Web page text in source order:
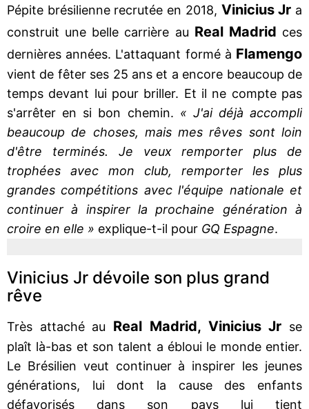
Pépite brésilienne recrutée en 2018, Vinicius Jr a
construit une belle carrière au Real Madrid ces
dernières années. L'attaquant formé à Flamengo
vient de fêter ses 25 ans et a encore beaucoup de
temps devant lui pour briller. Et il ne compte pas
s'arrêter en si bon chemin. « J'ai déjà accompli
beaucoup de choses, mais mes rêves sont loin
d'être terminés. Je veux remporter plus de
trophées avec mon club, remporter les plus
grandes compétitions avec l'équipe nationale et
continuer à inspirer la prochaine génération à
croire en elle » explique-t-il pour GQ Espagne.
Vinicius Jr dévoile son plus grand
rêve
Très attaché au Real Madrid, Vinicius Jr se
plaît là-bas et son talent a ébloui le monde entier.
Le Brésilien veut continuer à inspirer les jeunes
générations, lui dont la cause des enfants
défavorisés dans son pays lui tient